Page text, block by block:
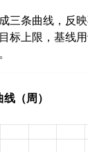
三条曲线，反
标上限，基线
（周）